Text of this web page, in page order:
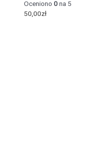
Oceniono 0na 5
50,00zł